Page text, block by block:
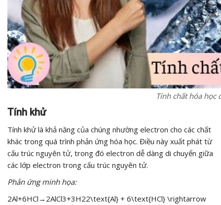
Tính chất hóa học
Tính khử
Tính khử là khả năng của chúng nhường electron cho các chất
khác trong quá trình phản ứng hóa học. Điều này xuất phát từ
cấu trúc nguyên tử, trong đó electron dễ dàng di chuyển giữa
các lớp electron trong cấu trúc nguyên tử.
Phản ứng minh họa:
2Al+6HCl→2AlCl3+3H22\text{Al} + 6\text{HCl} \rightarrow